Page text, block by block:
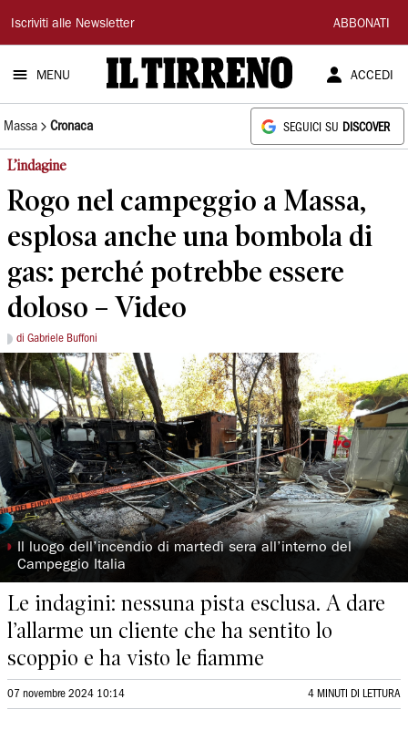
Il
Tirreno
Iscriviti alle Newsletter ABBONATI
MENU ACCEDI
Massa Cronaca SEGUICI SU DISCOVER
L’indagine
Rogo nel campeggio a Massa,
esplosa anche una bombola di
gas: perché potrebbe essere
doloso – Video
di Gabriele Buffoni
◗ Il luogo dell’incendio di martedì sera all’interno del
Campeggio Italia
Le indagini: nessuna pista esclusa. A dare
l’allarme un cliente che ha sentito lo
scoppio e ha visto le fiamme
07 novembre 2024 10:14 4 MINUTI DI LETTURA